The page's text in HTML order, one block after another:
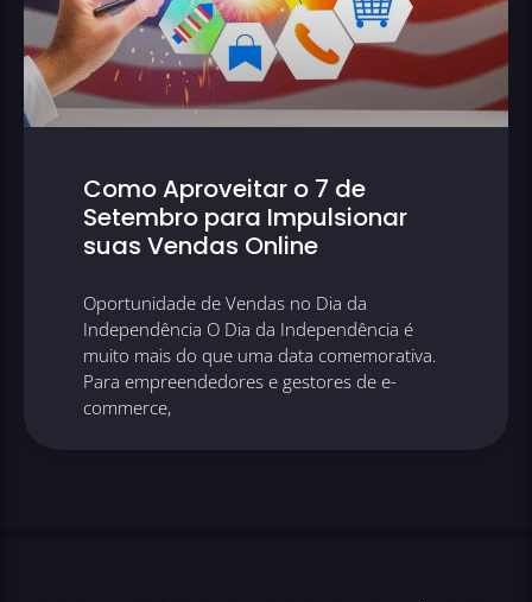
Como Aproveitar o 7 de
Setembro para Impulsionar
suas Vendas Online
Oportunidade de Vendas no Dia da
Independência O Dia da Independência é
muito mais do que uma data comemorativa.
Para empreendedores e gestores de e-
commerce,